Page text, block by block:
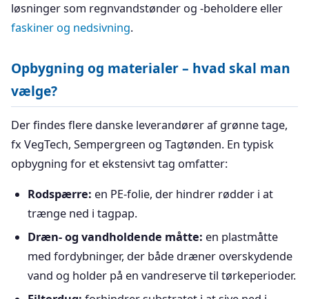
løsninger som regnvandstønder og -beholdere eller
faskiner og nedsivning.
Opbygning og materialer – hvad skal man
vælge?
Der findes flere danske leverandører af grønne tage,
fx VegTech, Sempergreen og Tagtønden. En typisk
opbygning for et ekstensivt tag omfatter:
Rodspærre: en PE-folie, der hindrer rødder i at
trænge ned i tagpap.
Dræn- og vandholdende måtte: en plastmåtte
med fordybninger, der både dræner overskydende
vand og holder på en vandreserve til tørkeperioder.